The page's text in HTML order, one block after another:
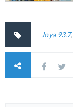
Joya 93.7,